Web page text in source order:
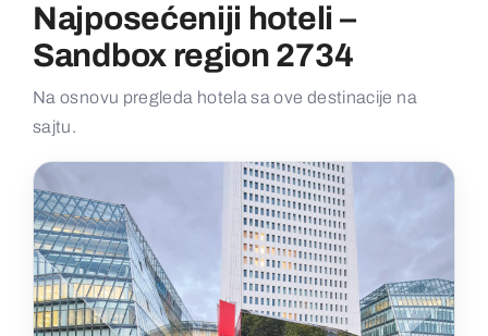
Najposećeniji hoteli –
Sandbox region 2734
Na osnovu pregleda hotela sa ove destinacije na
sajtu.